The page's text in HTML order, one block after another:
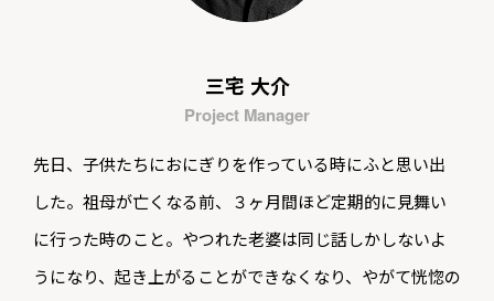
三宅 大介
Project Manager
先日、子供たちにおにぎりを作っている時にふと思い出
した。祖母が亡くなる前、３ヶ月間ほど定期的に見舞い
に行った時のこと。やつれた老婆は同じ話しかしないよ
うになり、起き上がることができなくなり、やがて恍惚の